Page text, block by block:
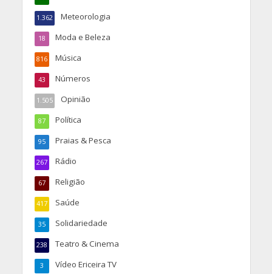
Meteorologia
1.362
Moda e Beleza
18
Música
816
Números
43
Opinião
1.505
Política
87
Praias & Pesca
95
Rádio
267
Religião
67
Saúde
417
Solidariedade
35
Teatro & Cinema
238
Vídeo Ericeira TV
3